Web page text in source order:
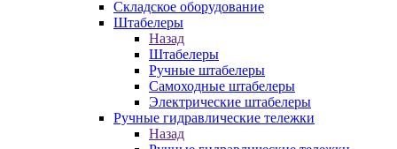
Складское оборудование
Штабелеры
Назад
Штабелеры
Ручные штабелеры
Самоходные штабелеры
Электрические штабелеры
Ручные гидравлические тележки
Назад